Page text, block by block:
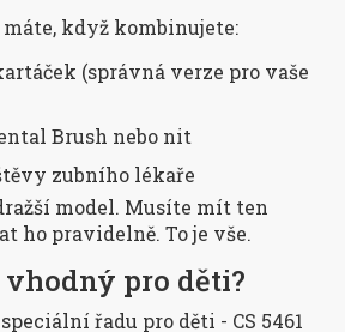
když kombinujete:
(správná verze pro vaše
Brush nebo nit
zubního lékaře
model. Musíte mít ten
ho pravidelně. To je vše.
pro děti?
řadu pro děti - CS 5461